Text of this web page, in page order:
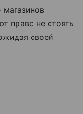
магазинов
право не стоять
своей